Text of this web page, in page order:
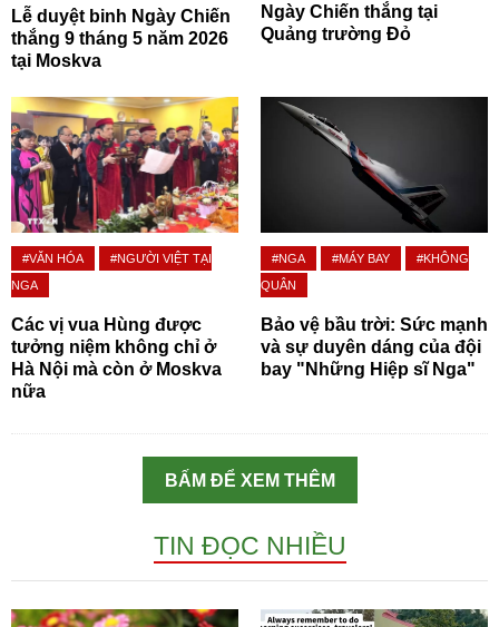
Lễ duyệt binh Ngày Chiến
thắng 9 tháng 5 năm 2026
tại Moskva
Ngày Chiến thắng tại
Quảng trường Đỏ
#VĂN HÓA
#NGƯỜI VIỆT TẠI
NGA
Các vị vua Hùng được
tưởng niệm không chỉ ở
Hà Nội mà còn ở Moskva
nữa
#NGA #MÁY BAY
#KHÔNG
QUÂN
Bảo vệ bầu trời: Sức mạnh
và sự duyên dáng của đội
bay "Những Hiệp sĩ Nga"
BẤM ĐỂ XEM THÊM
TIN ĐỌC NHIỀU